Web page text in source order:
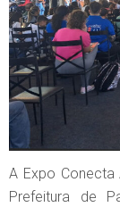
A Expo
Prefeitura de